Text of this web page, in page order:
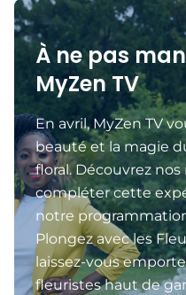
À ne pas
MyZen TV
En avril, MyZen TV
beauté et la magie
floral. Découvrez
compléter cette
notre
Plongez avec les
laissez-vous
fleuristes haut de